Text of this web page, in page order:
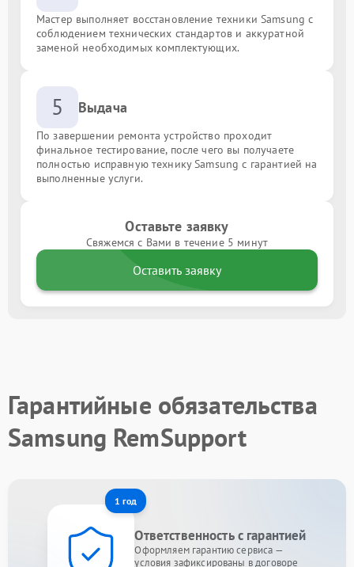
Мастер выполняет восстановление техники Samsung с
соблюдением технических стандартов и аккуратной
заменой необходимых комплектующих.
5 Выдача
По завершении ремонта устройство проходит
финальное тестирование, после чего вы получаете
полностью исправную технику Samsung с гарантией на
выполненные услуги.
Оставьте заявку
Свяжемся с Вами в течение 5 минут
Оставить заявку
Гарантийные обязательства
Samsung RemSupport
1 год
Ответственность с гарантией
Оформляем гарантию сервиса —
условия зафиксированы в договоре